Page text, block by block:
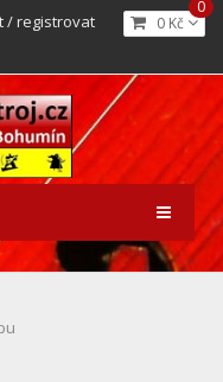
0 Kč
0
/ registrovat